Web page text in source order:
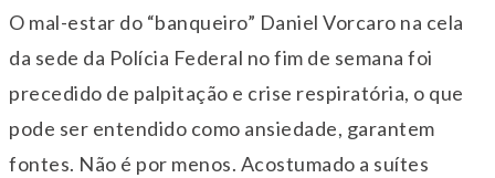
O mal-estar do “banqueiro” Daniel Vorcaro na cela
da sede da Polícia Federal no fim de semana foi
precedido de palpitação e crise respiratória, o que
pode ser entendido como ansiedade, garantem
fontes. Não é por menos. Acostumado a suítes